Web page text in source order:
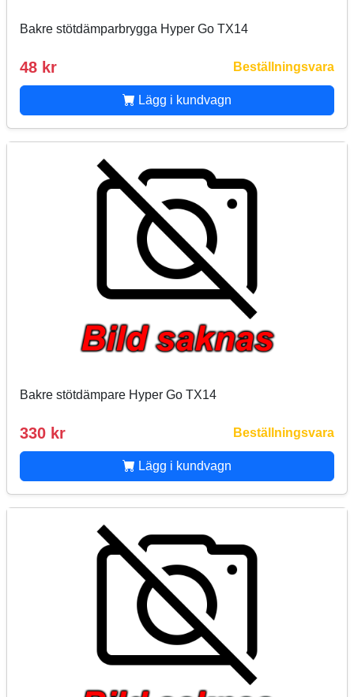
Bakre stötdämparbrygga Hyper Go TX14
48 kr Beställningsvara
Lägg i kundvagn
Bakre stötdämpare Hyper Go TX14
330 kr Beställningsvara
Lägg i kundvagn